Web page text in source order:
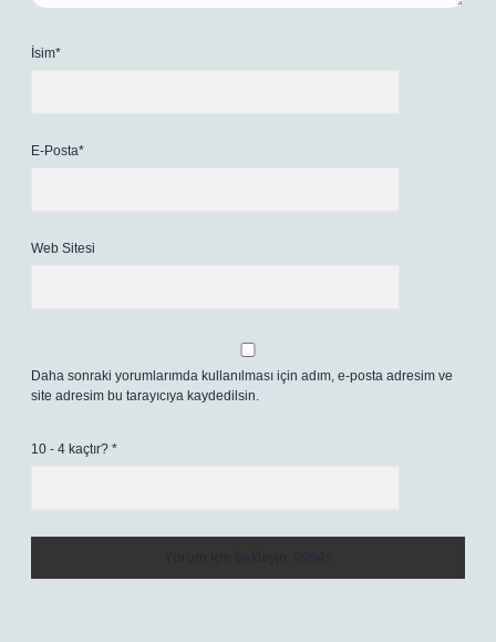
İsim*
E-Posta*
Web Sitesi
Daha sonraki yorumlarımda kullanılması için adım, e-posta adresim ve
site adresim bu tarayıcıya kaydedilsin.
10 - 4 kaçtır? *